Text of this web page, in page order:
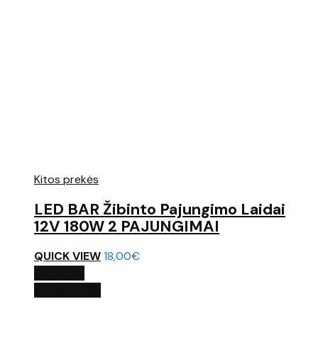
Kitos prekės
LED BAR Žibinto Pajungimo Laidai
12V 180W 2 PAJUNGIMAI
QUICK VIEW18,00€